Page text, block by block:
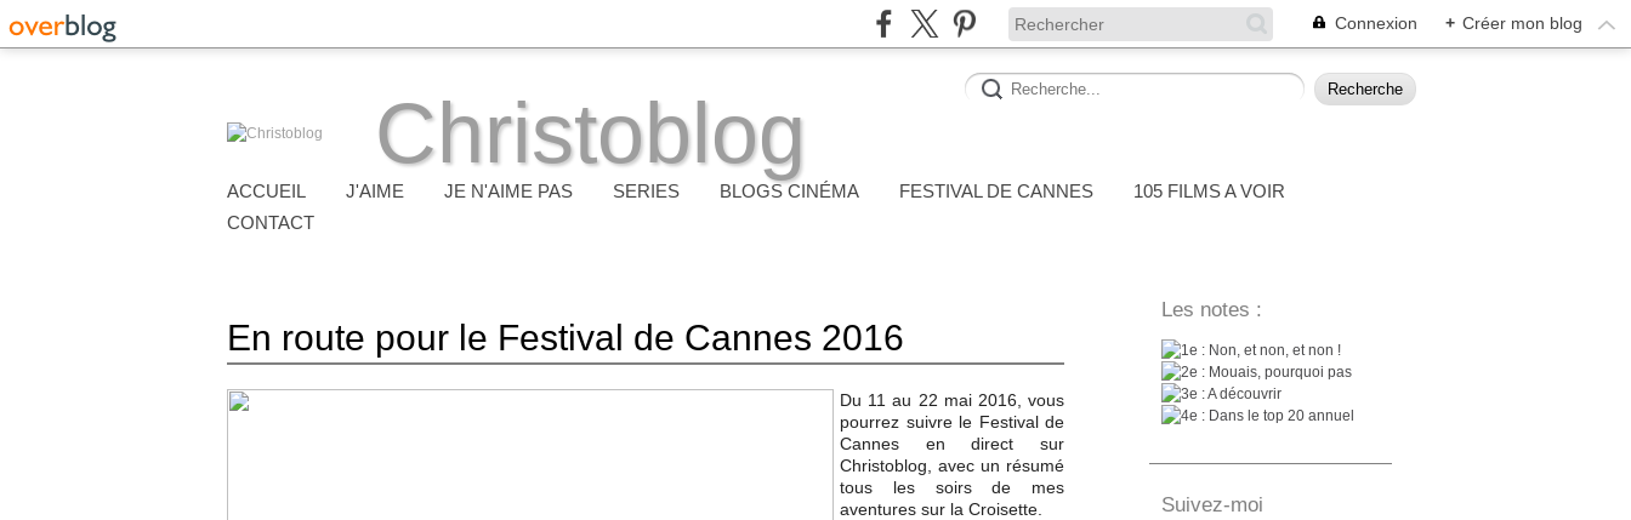
Connexion + Créer mon blog
Christoblog
ACCUEIL J'AIME JE N'AIME PAS SERIES BLOGS CINÉMA FESTIVAL DE CANNES
105 FILMS A VOIR
CONTACT
En route pour le Festival de Cannes 2016
Du 11 au 22 mai 2016, vous
pourrez suivre le Festival de
Cannes en direct sur
Christoblog, avec un résumé
tous les soirs de mes
aventures sur la Croisette.
Les notes :
: Non, et non, et non !
: Mouais, pourquoi pas
: A découvrir
: Dans le top 20 annuel
Suivez-moi